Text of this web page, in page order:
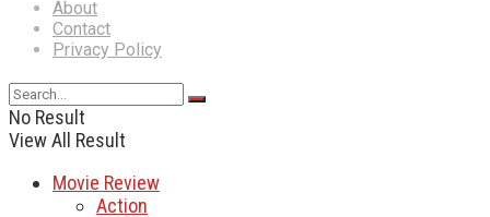
About
Contact
Privacy Policy
No Result
View All Result
Movie Review
Action